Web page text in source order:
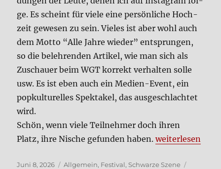
ge. Es scheint für vie­le eine per­sön­li­che Hoch­
zeit gewe­sen zu sein. Vie­les ist aber wohl auch
dem Mot­to “Alle Jah­re wie­der” ent­sprun­gen,
so die beleh­ren­den Arti­kel, wie man sich als
Zuschau­er beim WGT kor­rekt ver­hal­ten sol­le
usw. Es ist eben auch ein Medi­en-Event, ein
pop­kul­tu­rel­les Spek­ta­kel, das aus­ge­schlach­tet
wird.
Schön, wenn vie­le Teil­neh­mer doch ihren
Platz, ihre Nische gefun­den haben.„Gedan­ken
wei­ter­le­sen
Veröffentlicht
Juni 8, 2026 Kategorien
Allgemein, Festival, Schwarze Szene